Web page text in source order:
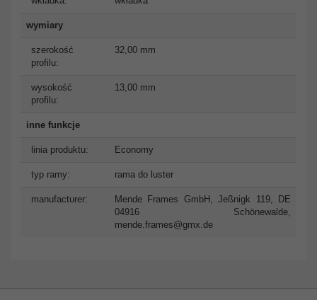
wymiary
szerokość
profilu:
32,00 mm
wysokość
profilu:
13,00 mm
inne funkcje
linia produktu: Economy
typ ramy: rama do luster
manufacturer:
Mende Frames GmbH, Jeßnigk 119, DE
04916 Schönewalde,
mende.frames@gmx.de